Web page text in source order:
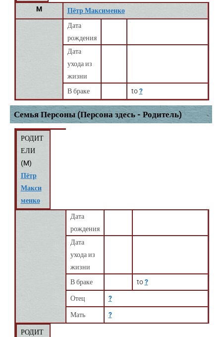
M
Пётр Максименко
Дата
рождения
Дата
ухода из
жизни
В браке
to?
Семья Персоны (Персона здесь - Родитель)
РОДИТ
ЕЛИ
(M)
Пётр
Макси
менко
Дата
рождения
Дата
ухода из
жизни
В браке
to?
Отец ?
Мать ?
РОДИТ